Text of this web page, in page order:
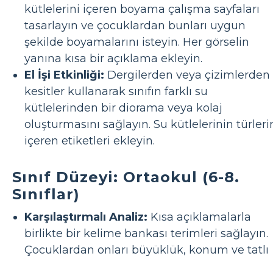
kütlelerini içeren boyama çalışma sayfaları
tasarlayın ve çocuklardan bunları uygun
şekilde boyamalarını isteyin. Her görselin
yanına kısa bir açıklama ekleyin.
El İşi Etkinliği: Dergilerden veya çizimlerden
kesitler kullanarak sınıfın farklı su
kütlelerinden bir diorama veya kolaj
oluşturmasını sağlayın. Su kütlelerinin
içeren etiketleri ekleyin.
Sınıf Düzeyi: Ortaokul (6-8.
Sınıflar)
Karşılaştırmalı Analiz: Kısa açıklamalarla
birlikte bir kelime bankası terimleri sağlayın.
Çocuklardan onları büyüklük, konum ve tatlı